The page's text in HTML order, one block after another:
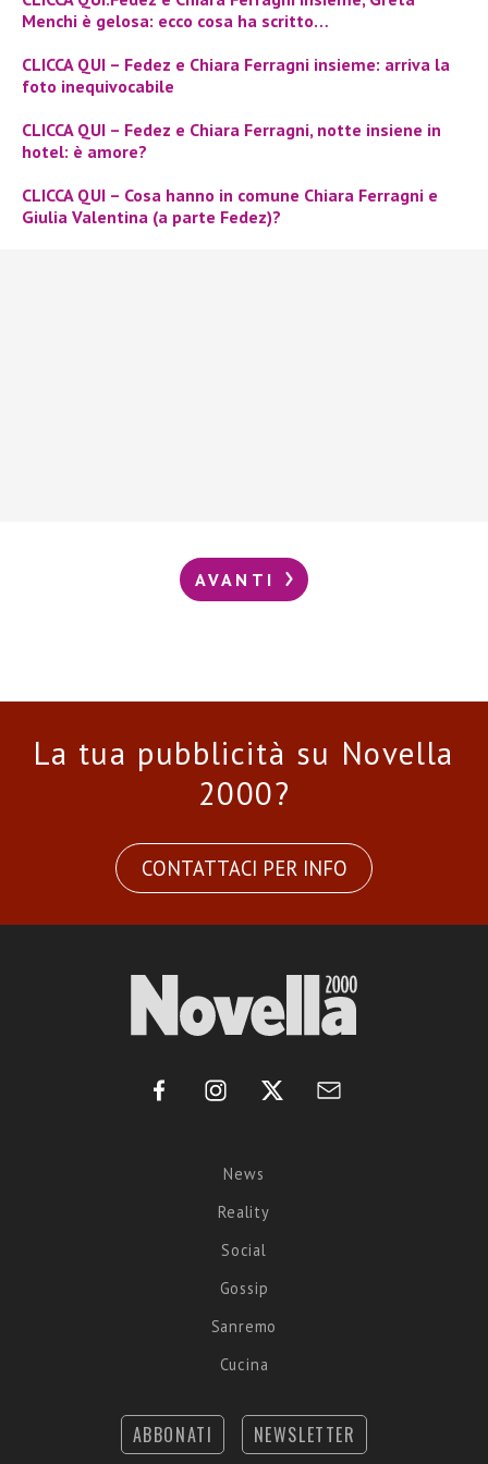
Menchi è gelosa: ecco cosa ha scritto…
CLICCA QUI – Fedez e Chiara Ferragni insieme: arriva la
foto inequivocabile
CLICCA QUI – Fedez e Chiara Ferragni, notte insiene in
hotel: è amore?
CLICCA QUI – Cosa hanno in comune Chiara Ferragni e
Giulia Valentina (a parte Fedez)?
AVANTI
La tua pubblicità su Novella
2000?
CONTATTACI PER INFO
News
Reality
Social
Gossip
Sanremo
Cucina
ABBONATI NEWSLETTER